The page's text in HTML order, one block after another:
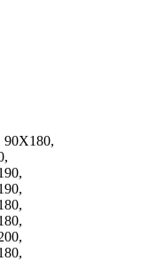
90X180,